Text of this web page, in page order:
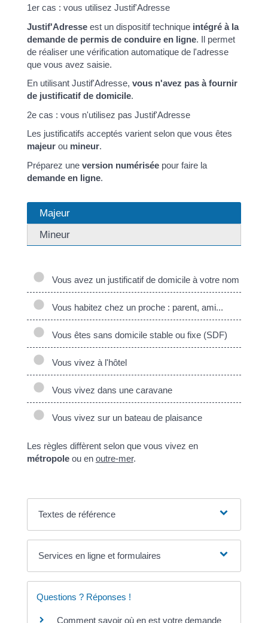
1er cas : vous utilisez Justif'Adresse
Justif'Adresseest un dispositif technique intégré à la
demande de permis de conduire en ligne. Il permet
de réaliser une vérification automatique de l'adresse
que vous avez saisie.
En utilisant Justif'Adresse, vous n'avez pas à fournir
de justificatif de domicile.
2e cas : vous n'utilisez pas Justif'Adresse
Les justificatifs acceptés varient selon que vous êtes
majeurou mineur.
Préparez une version numériséepour faire la
demande en ligne.
Majeur
Mineur
Vous avez un justificatif de domicile à votre nom
Vous habitez chez un proche : parent, ami...
Vous êtes sans domicile stable ou fixe (SDF)
Vous vivez à l'hôtel
Vous vivez dans une caravane
Vous vivez sur un bateau de plaisance
Les règles diffèrent selon que vous vivez en
métropoleou en outre-mer.
Textes de référence
Services en ligne et formulaires
Questions ? Réponses !
Comment savoir où en est votre demande